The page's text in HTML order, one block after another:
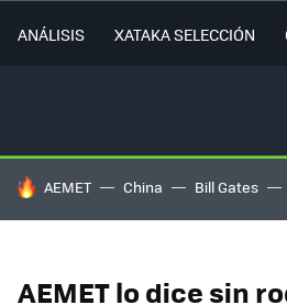
ANÁLISIS XATAKA SELECCIÓN
HOY SE HABLA DE
AEMET China Bill Gates
AEMET lo dice sin